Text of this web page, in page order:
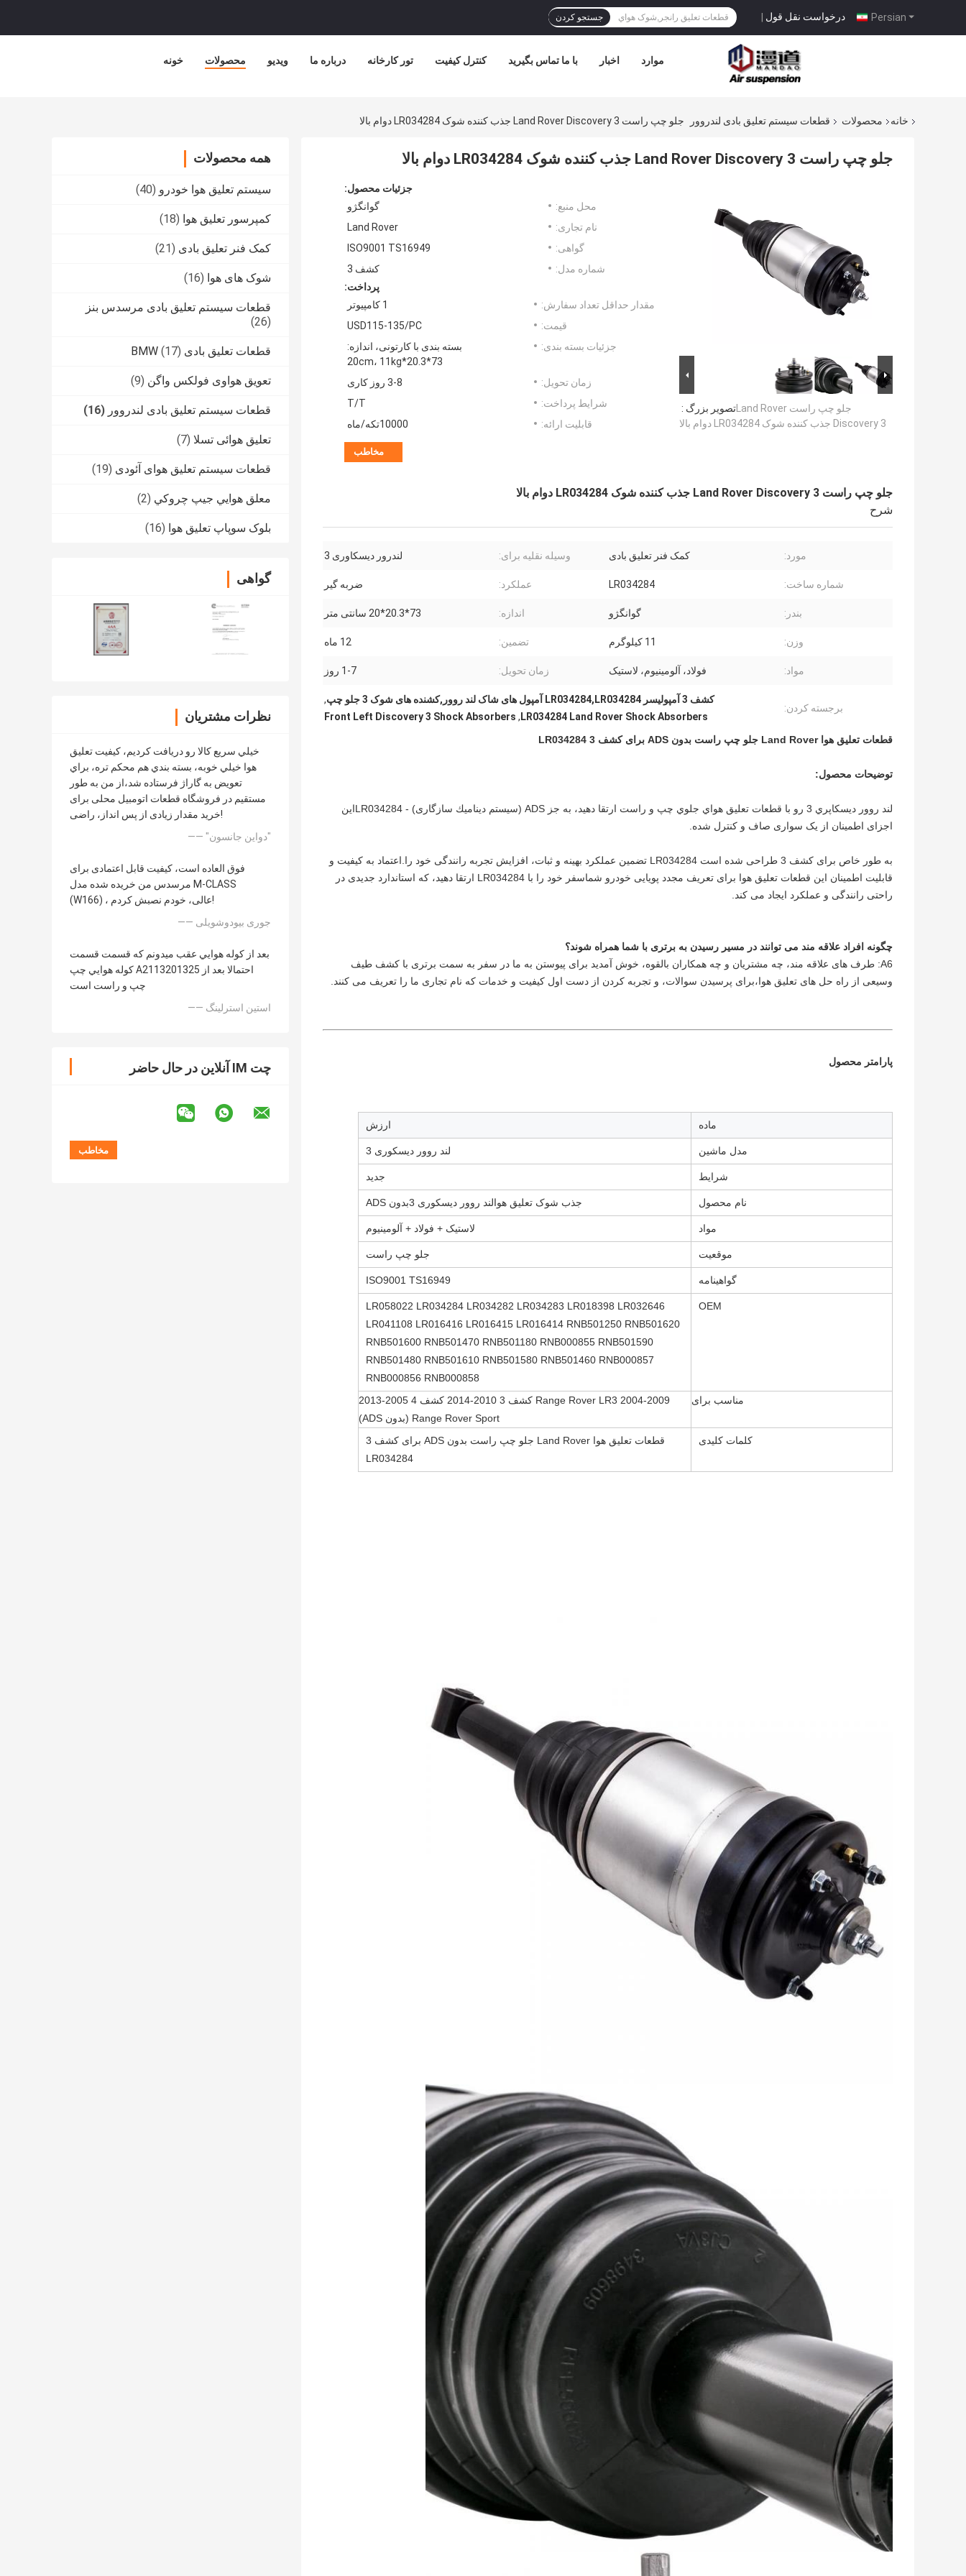
Persian درخواست نقل قول | جستجو کردن
خونه محصولات ویدیو درباره ما تور کارخانه کنترل کیفیت با ما تماس بگیرید اخبار موارد
خانه محصولات قطعات سیستم تعلیق بادی لندروور جلو چپ راست Land Rover Discovery 3 جذب کننده شوک LR034284 دوام بالا
همه محصولات
سیستم تعلیق هوا خودرو (40)
کمپرسور تعلیق هوا (18)
کمک فنر تعلیق بادی (21)
شوک های هوا (16)
قطعات سیستم تعلیق بادی مرسدس بنز
(26)
قطعات تعلیق بادی BMW (17)
تعویق هواوی فولکس واگن (9)
قطعات سیستم تعلیق بادی لندروور (16)
تعلیق هوائی تسلا (7)
قطعات سیستم تعلیق هوای آئودی (19)
معلق هوايي جيپ چروکي (2)
بلوک سوپاپ تعلیق هوا (16)
گواهی
نظرات مشتریان
خيلي سريع کالا رو دریافت کرديم، کيفيت تعليق
هوا خيلي خوبه، بسته بندي هم محکم تره، براي
تعويض به گاراژ فرستاده شد،از من به طور
مستقیم در فروشگاه قطعات اتومبیل محلی برای
خرید مقدار زیادی از پس انداز، راضی!
—— "دواين جانسون"
فوق العاده است، کیفیت قابل اعتمادی برای
مرسدس من خریده شده مدل M-CLASS
(W166) ، عالی، خودم نصبش کردم!
—— جوری بیودوشویلی
بعد از کوله هوايي عقب ميدونم که قسمت قسمت
کوله هوايي چپ A2113201325 احتمالا بعد از
چپ و راست است
—— استین استرلینگ
چت IM آنلاین در حال حاضر
جلو چپ راست Land Rover Discovery 3 جذب کننده شوک LR034284 دوام بالا
تصویر بزرگ :جلو چپ راست Land Rover
Discovery 3 جذب کننده شوک LR034284 دوام بالا
جزئیات محصول:
محل منبع:
گوانگژو
نام تجاری:
Land Rover
گواهی:
ISO9001 TS16949
شماره مدل:
کشف 3
پرداخت:
مقدار حداقل تعداد سفارش:
1 کامپیوتر
قیمت:
USD115-135/PC
جزئیات بسته بندی:
بسته بندی با کارتونی، اندازه:
73*20.3*20cm، 11kg
زمان تحویل:
3-8 روز کاری
شرایط پرداخت:
T/T
قابلیت ارائه:
10000تکه/ماه
مخاطب
جلو چپ راست Land Rover Discovery 3 جذب کننده شوک LR034284 دوام بالا
شرح
مورد: کمک فنر تعلیق بادی وسیله نقلیه برای: لندرور دیسکاوری 3
شماره ساخت: LR034284 عملکرد: ضربه گیر
بندر: گوانگژو اندازه: 73*20.3*20 سانتی متر
وزن: 11 کیلوگرم تضمین: 12 ماه
مواد: فولاد، آلومینیوم، لاستیک زمان تحویل: 1-7 روز
برجسته کردن:
کشف 3 آمپولیسر LR034284,LR034284 آمپول های شاک لند روور,کشنده های شوک 3 جلو چپ
,
LR034284 Land Rover Shock Absorbers
,
Front Left Discovery 3 Shock Absorbers
قطعات تعلیق هوا Land Rover جلو چپ راست بدون ADS برای کشف 3 LR034284
توضیحات محصول:
لند روور ديسکاپري 3 رو با قطعات تعليق هواي جلوي چپ و راست ارتقا دهيد، به جز ADS (سيستم ديناميك سازگاری) - LR034284این
اجزای اطمینان از یک سواری صاف و کنترل شده.
به طور خاص برای کشف 3 طراحی شده است LR034284 تضمین عملکرد بهینه و ثبات، افزایش تجربه رانندگی خود را.اعتماد به کیفیت و
قابلیت اطمینان این قطعات تعلیق هوا برای تعریف مجدد پویایی خودرو شماسفر خود را با LR034284 ارتقا دهید، که استاندارد جدیدی در
راحتی رانندگی و عملکرد ایجاد می کند.
چگونه افراد علاقه مند می توانند در مسیر رسیدن به برتری با شما همراه شوند؟
A6: طرف های علاقه مند، چه مشتریان و چه همکاران بالقوه، خوش آمدید برای پیوستن به ما در سفر به سمت برتری با کشف طیف
وسیعی از راه حل های تعلیق هوا،برای پرسیدن سوالات، و تجربه کردن از دست اول کیفیت و خدمات که نام تجاری ما را تعریف می کنند.
پارامتر محصول
ماده ارزش
مدل ماشین لند روور دیسکوری 3
شرایط جدید
نام محصول جذب شوک تعلیق هوالند روور دیسکوری 3 بدون ADS
مواد لاستیک + فولاد + آلومینیوم
موقعیت جلو چپ راست
گواهینامه ISO9001 TS16949
OEM
LR058022 LR034284 LR034282 LR034283 LR018398 LR032646
LR041108 LR016416 LR016415 LR016414 RNB501250 RNB501620
RNB501600 RNB501470 RNB501180 RNB000855 RNB501590
RNB501480 RNB501610 RNB501580 RNB501460 RNB000857
RNB000856 RNB000858
مناسب برای
Range Rover LR3 2004-2009 کشف 3 2010-2014 کشف 4 2005-2013
Range Rover Sport (بدون ADS)
کلمات کلیدی
قطعات تعلیق هوا Land Rover جلو چپ راست بدون ADS برای کشف 3
LR034284